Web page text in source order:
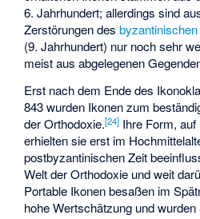
6. Jahrhundert; allerdings sind
Zerstörungen des
(9. Jahrhundert) nur noch sehr
meist aus abgelegenen
Erst nach dem Ende des
843 wurden Ikonen zum
der Orthodoxie.[24] Ihre Form,
erhielten sie erst im
postbyzantinischen Zeit
Welt der Orthodoxie und weit
Portable Ikonen besaßen im
hohe Wertschätzung und